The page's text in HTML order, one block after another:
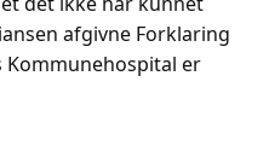
afgivne Forklaring
er